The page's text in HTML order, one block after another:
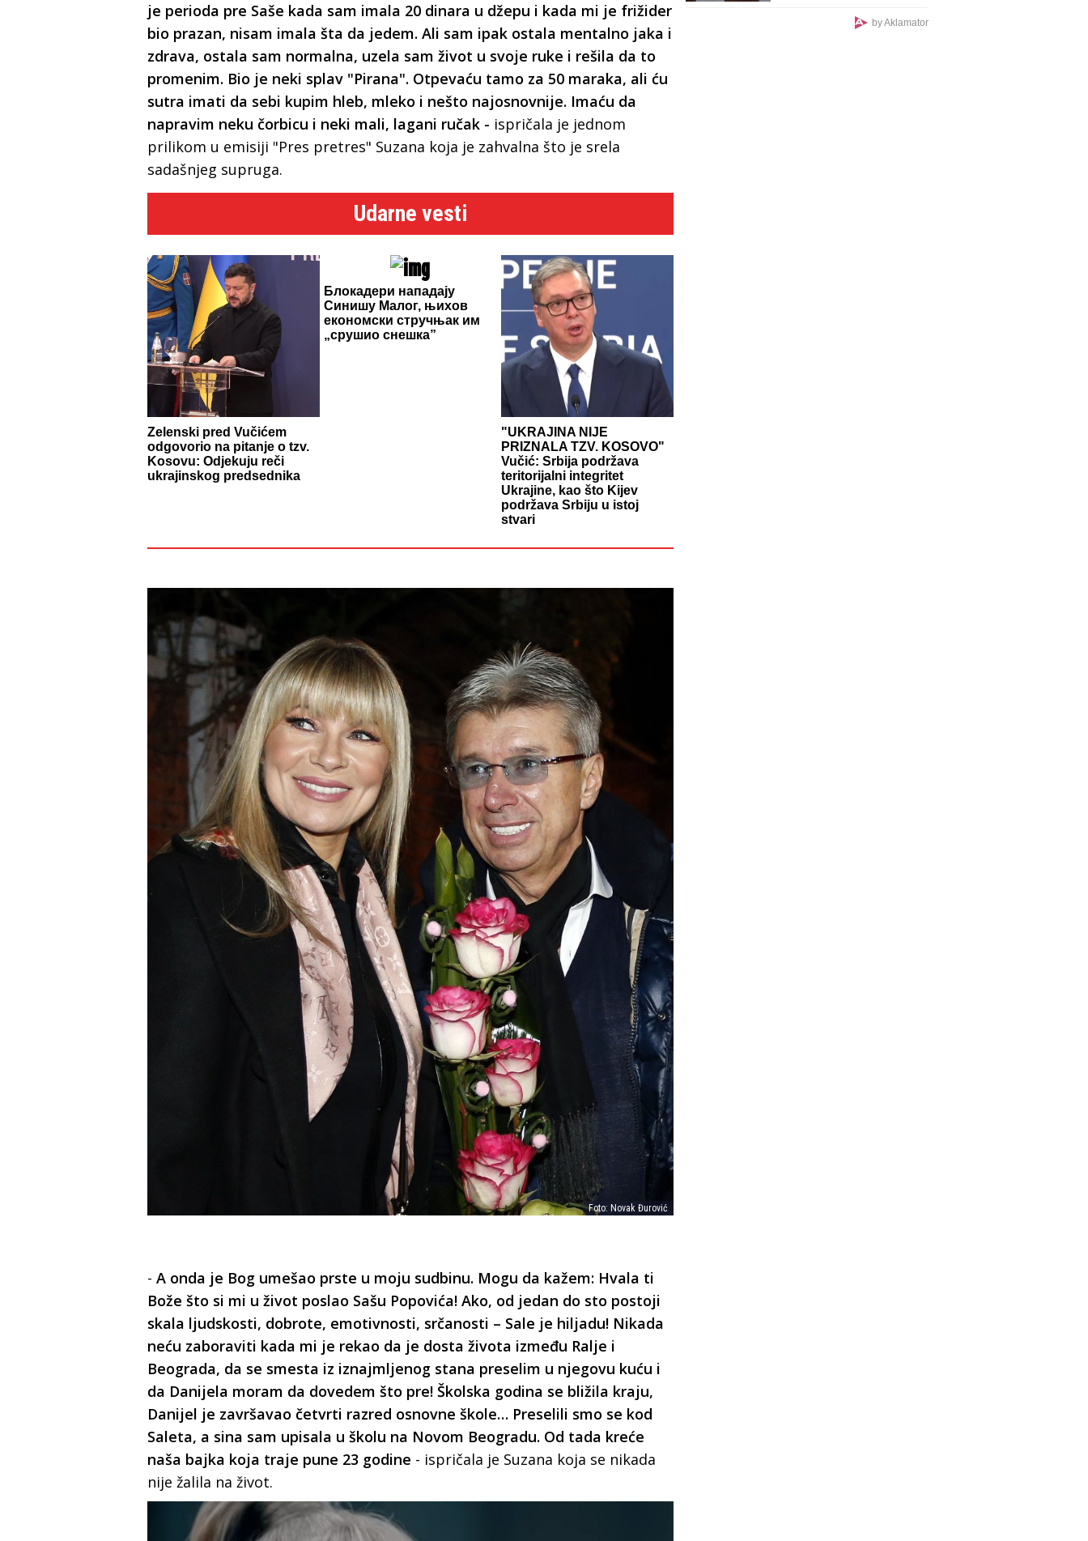
je perioda pre Saše kada sam imala 20 dinara u džepu i kada mi je frižider
bio prazan, nisam imala šta da jedem. Ali sam ipak ostala mentalno jaka i
zdrava, ostala sam normalna, uzela sam život u svoje ruke i rešila da to
promenim. Bio je neki splav "Pirana". Otpevaću tamo za 50 maraka, ali ću
sutra imati da sebi kupim hleb, mleko i nešto najosnovnije. Imaću da
napravim neku čorbicu i neki mali, lagani ručak - ispričala je jednom
prilikom u emisiji "Pres pretres" Suzana koja je zahvalna što je srela
sadašnjeg supruga.
Udarne vesti
Zelenski pred Vučićem
odgovorio na pitanje o tzv.
Kosovu: Odjekuju reči
ukrajinskog predsednika
Блокадери нападају
Синишу Малог, њихов
економски стручњак им
„срушио снешка”
"UKRAJINA NIJE
PRIZNALA TZV. KOSOVO"
Vučić: Srbija podržava
teritorijalni integritet
Ukrajine, kao što Kijev
podržava Srbiju u istoj
stvari
Foto: Novak Đurović
- A onda je Bog umešao prste u moju sudbinu. Mogu da kažem: Hvala ti
Bože što si mi u život poslao Sašu Popovića! Ako, od jedan do sto postoji
skala ljudskosti, dobrote, emotivnosti, srčanosti – Sale je hiljadu! Nikada
neću zaboraviti kada mi je rekao da je dosta života između Ralje i
Beograda, da se smesta iz iznajmljenog stana preselim u njegovu kuću i
da Danijela moram da dovedem što pre! Školska godina se bližila kraju,
Danijel je završavao četvrti razred osnovne škole… Preselili smo se kod
Saleta, a sina sam upisala u školu na Novom Beogradu. Od tada kreće
naša bajka koja traje pune 23 godine - ispričala je Suzana koja se nikada
nije žalila na život.
by Aklamator